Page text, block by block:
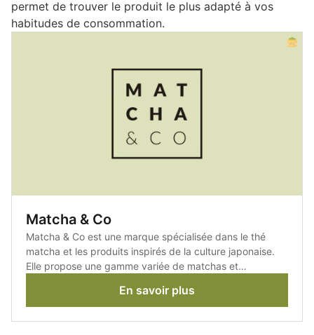
permet de trouver le produit le plus adapté à vos
habitudes de consommation.
Matcha & Co
Matcha & Co est une marque spécialisée dans le thé
matcha et les produits inspirés de la culture japonaise.
Elle propose une gamme variée de matchas et
En savoir plus